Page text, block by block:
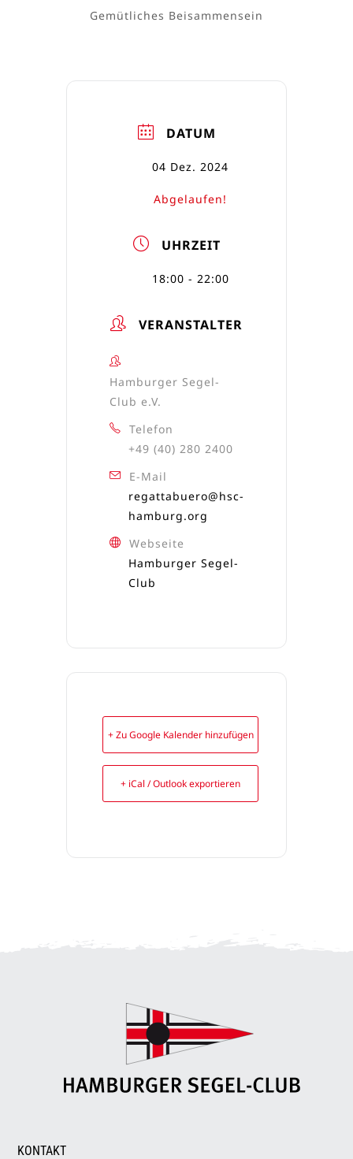
Gemütliches Beisammensein
DATUM
04 Dez. 2024
Abgelaufen!
UHRZEIT
18:00 - 22:00
VERANSTALTER
Hamburger Segel-
Club e.V.
Telefon
+49 (40) 280 2400
E-Mail
regattabuero@hsc-
hamburg.org
Webseite
Hamburger Segel-
Club
+ Zu Google Kalender hinzufügen
+ iCal / Outlook exportieren
KONTAKT